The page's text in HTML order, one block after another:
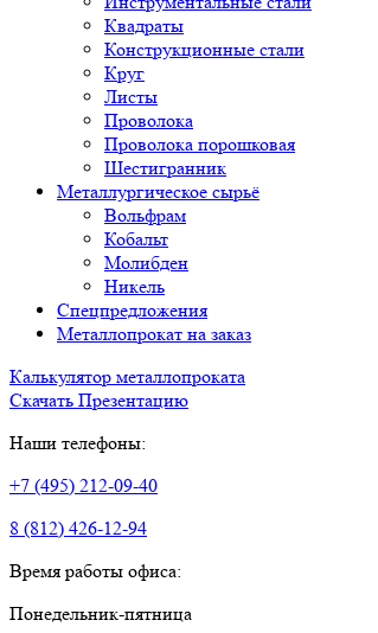
Квадраты
Конструкционные стали
Круг
Листы
Проволока
Проволока порошковая
Шестигранник
Металлургическое сырьё
Вольфрам
Кобальт
Молибден
Никель
Спецпредложения
Металлопрокат на заказ
Калькулятор металлопроката
Скачать Презентацию
Наши телефоны:
+7 (495) 212-09-40
8 (812) 426-12-94
Время работы офиса:
Понедельник-пятница